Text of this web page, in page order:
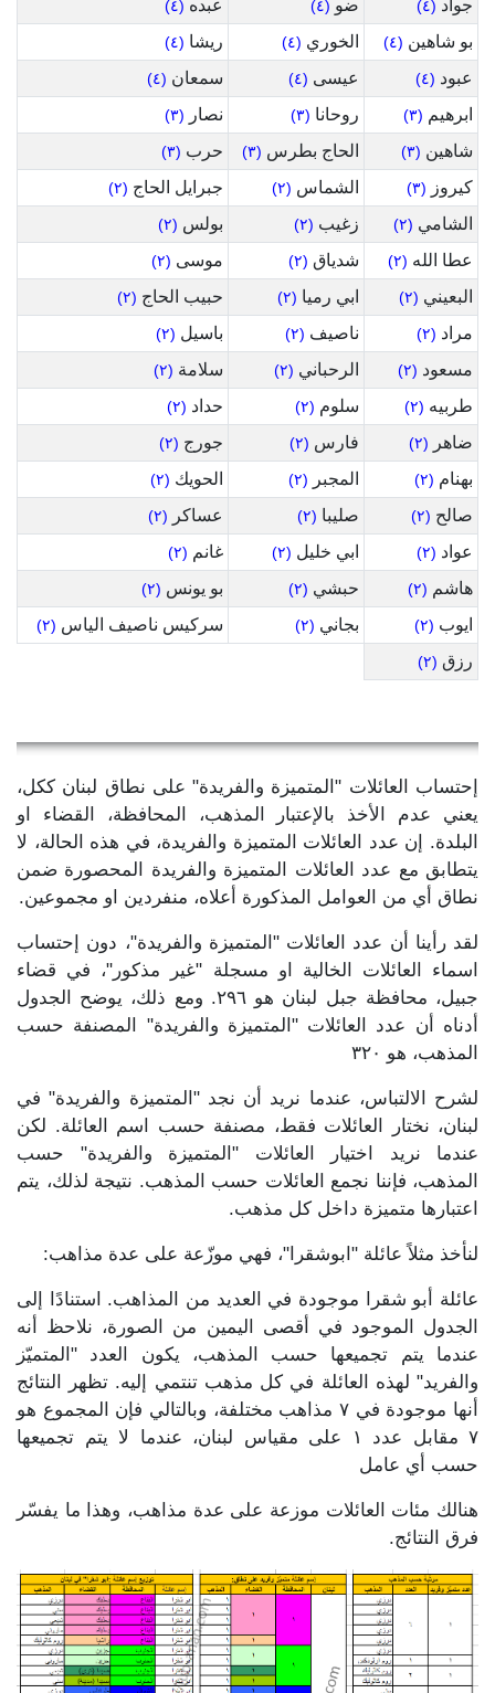
جواد (٤) ضو (٤) عبده (٤)
بو شاهين (٤) الخوري (٤) ريشا (٤)
عبود (٤) عيسى (٤) سمعان (٤)
ابرهيم (٣) روحانا (٣) نصار (٣)
شاهين (٣) الحاج بطرس (٣) حرب (٣)
كيروز (٣) الشماس (٢) جبرايل الحاج (٢)
الشامي (٢) زغيب (٢) بولس (٢)
عطا الله (٢) شدياق (٢) موسى (٢)
البعيني (٢) ابي رميا (٢) حبيب الحاج (٢)
مراد (٢) ناصيف (٢) باسيل (٢)
مسعود (٢) الرحباني (٢) سلامة (٢)
طربيه (٢) سلوم (٢) حداد (٢)
ضاهر (٢) فارس (٢) جورج (٢)
بهنام (٢) المجبر (٢) الحويك (٢)
صالح (٢) صليبا (٢) عساكر (٢)
عواد (٢) ابي خليل (٢) غانم (٢)
هاشم (٢) حبشي (٢) بو يونس (٢)
ايوب (٢) بجاني (٢) سركيس ناصيف الياس (٢)
رزق (٢)
إحتساب العائلات "المتميزة والفريدة" على نطاق لبنان ككل،
يعني عدم الأخذ بالإعتبار المذهب، المحافظة، القضاء او
البلدة. إن عدد العائلات المتميزة والفريدة، في هذه الحالة، لا
يتطابق مع عدد العائلات المتميزة والفريدة المحصورة ضمن
نطاق أي من العوامل المذكورة أعلاه، منفردين او مجموعين.
لقد رأينا أن عدد العائلات "المتميزة والفريدة"، دون إحتساب
اسماء العائلات الخالية او مسجلة "غير مذكور"، في قضاء
جبيل، محافظة جبل لبنان هو ٢٩٦. ومع ذلك، يوضح الجدول
أدناه أن عدد العائلات "المتميزة والفريدة" المصنفة حسب
المذهب، هو ٣٢٠
لشرح الالتباس، عندما نريد أن نجد "المتميزة والفريدة" في
لبنان، نختار العائلات فقط، مصنفة حسب اسم العائلة. لكن
عندما نريد اختيار العائلات "المتميزة والفريدة" حسب
المذهب، فإننا نجمع العائلات حسب المذهب. نتيجة لذلك، يتم
اعتبارها متميزة داخل كل مذهب.
لنأخذ مثلاً عائلة "ابوشقرا"، فهي موزّعة على عدة مذاهب:
عائلة أبو شقرا موجودة في العديد من المذاهب. استنادًا إلى
الجدول الموجود في أقصى اليمين من الصورة، نلاحظ أنه
عندما يتم تجميعها حسب المذهب، يكون العدد "المتميّز
والفريد" لهذه العائلة في كل مذهب تنتمي إليه. تظهر النتائج
أنها موجودة في ٧ مذاهب مختلفة، وبالتالي فإن المجموع هو
٧ مقابل عدد ١ على مقياس لبنان، عندما لا يتم تجميعها
حسب أي عامل
هنالك مئات العائلات موزعة على عدة مذاهب، وهذا ما يفسّر
فرق النتائج.